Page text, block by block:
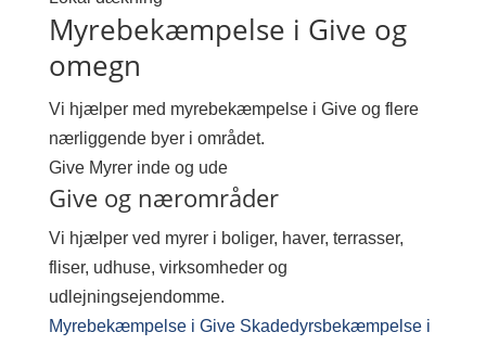
Myrebekæmpelse i Give og
omegn
Vi hjælper med myrebekæmpelse i Give og flere
nærliggende byer i området.
Give Myrer inde og ude
Give og nærområder
Vi hjælper ved myrer i boliger, haver, terrasser,
fliser, udhuse, virksomheder og
udlejningsejendomme.
Myrebekæmpelse i Give Skadedyrsbekæmpelse i